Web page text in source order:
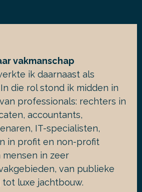
vakmanschap
ik daarnaast als
die rol stond ik midden in
professionals: rechters in
accountants,
IT-specialisten,
in profit en non-profit
mensen in zeer
van publieke
luxe jachtbouw.